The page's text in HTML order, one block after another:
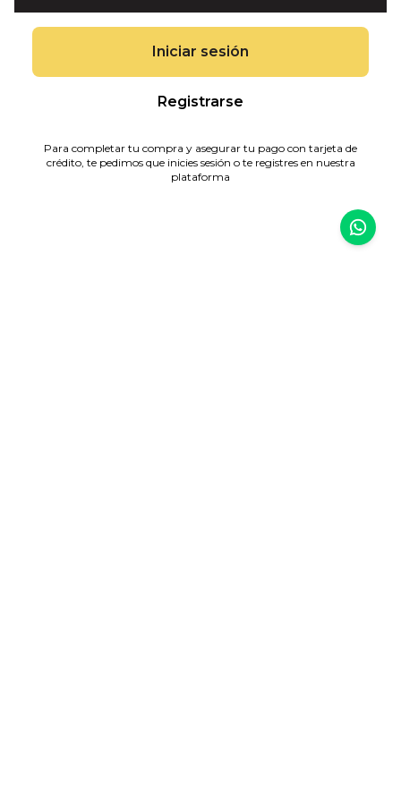
Iniciar sesión
Registrarse
Para completar tu compra y asegurar tu pago con tarjeta de
crédito, te pedimos que inicies sesión o te registres en nuestra
plataforma